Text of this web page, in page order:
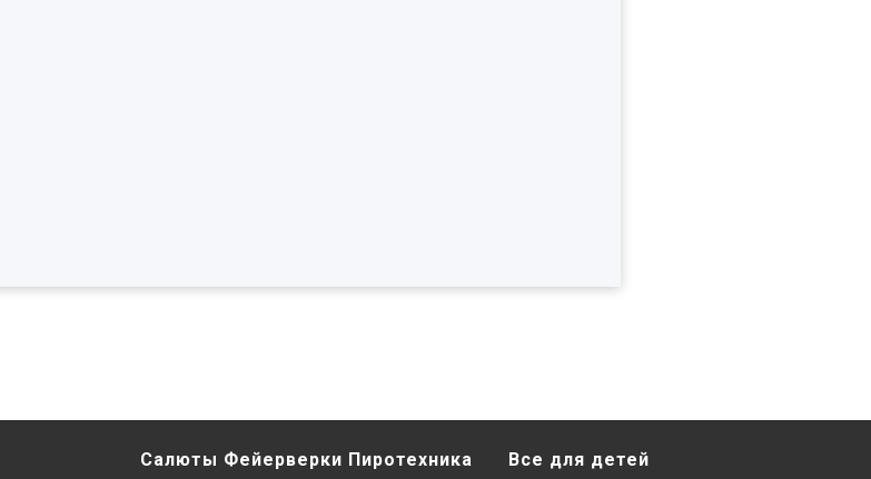
Салюты Фейерверки Пиротехника Все для детей